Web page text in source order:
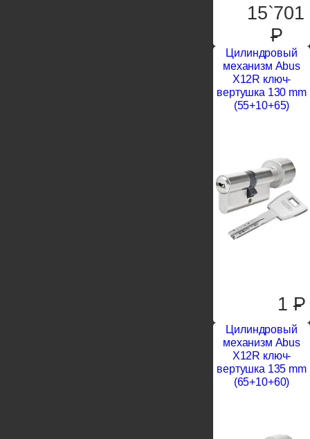
15`701
P
Цилиндровый
механизм Abus
X12R ключ-
вертушка 130 mm
(55+10+65)
1P
Цилиндровый
механизм Abus
X12R ключ-
вертушка 135 mm
(65+10+60)